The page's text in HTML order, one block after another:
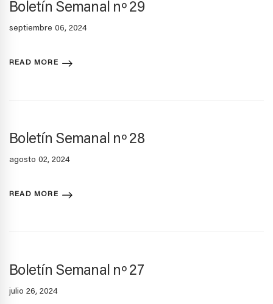
Boletín Semanal nº 29
septiembre 06, 2024
READ MORE
Boletín Semanal nº 28
agosto 02, 2024
READ MORE
Boletín Semanal nº 27
julio 26, 2024